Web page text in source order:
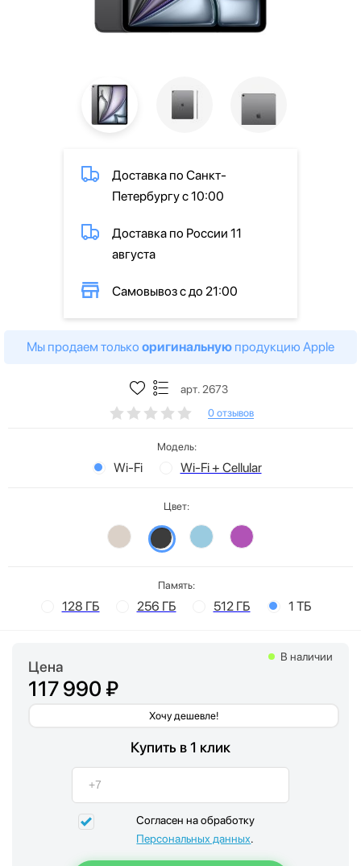
Доставка по Санкт-
Петербургу с 10:00
Доставка по России 11
августа
Самовывоз с до 21:00
Мы продаем только оригинальную продукцию Apple
арт. 2673
0 отзывов
Модель:
Wi-Fi Wi-Fi + Cellular
Цвет:
Память:
128 ГБ 256 ГБ 512 ГБ 1 ТБ
Цена
117 990 ₽
Хочу дешевле!
В наличии
Купить в 1 клик
Согласен на обработку
Персональных данных.